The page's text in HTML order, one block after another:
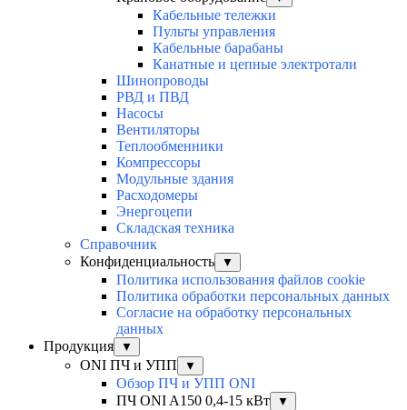
Кабельные тележки
Пульты управления
Кабельные барабаны
Канатные и цепные электротали
Шинопроводы
РВД и ПВД
Насосы
Вентиляторы
Теплообменники
Компрессоры
Модульные здания
Расходомеры
Энергоцепи
Складская техника
Справочник
Конфиденциальность
▼
Политика использования файлов cookie
Политика обработки персональных данных
Согласие на обработку персональных
данных
Продукция
▼
ONI ПЧ и УПП ▼
Обзор ПЧ и УПП ONI
ПЧ ONI A150 0,4-15 кВт
▼